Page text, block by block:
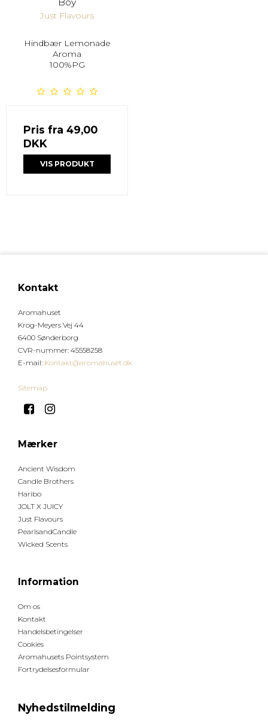
Just Flavours
Hindbær Lemonade
Aroma
100%PG
Pris fra 49,00
DKK
VIS PRODUKT
Kontakt
Aromahuset
Krog-Meyers Vej 44
6400 Sønderborg
CVR-nummer: 45558258
E-mail: Kontakt@aromahuset.dk
Sitemap
Mærker
Ancient Wisdom
Candle Brothers
Haribo
JOLT X JUICY
Just Flavours
PearlsandCandle
Wicked Scents
Information
Om os
Kontakt
Handelsbetingelser
Cookies
Aromahusets Pointsystem
Fortrydelsesformular
Nyhedstilmelding